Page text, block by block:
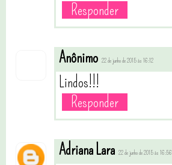
Responder
Anônimo 22 de junho de 2015 às 16:12
Lindos!!!
Responder
Adriana Lara 22 de junho de 2015 às 16:56